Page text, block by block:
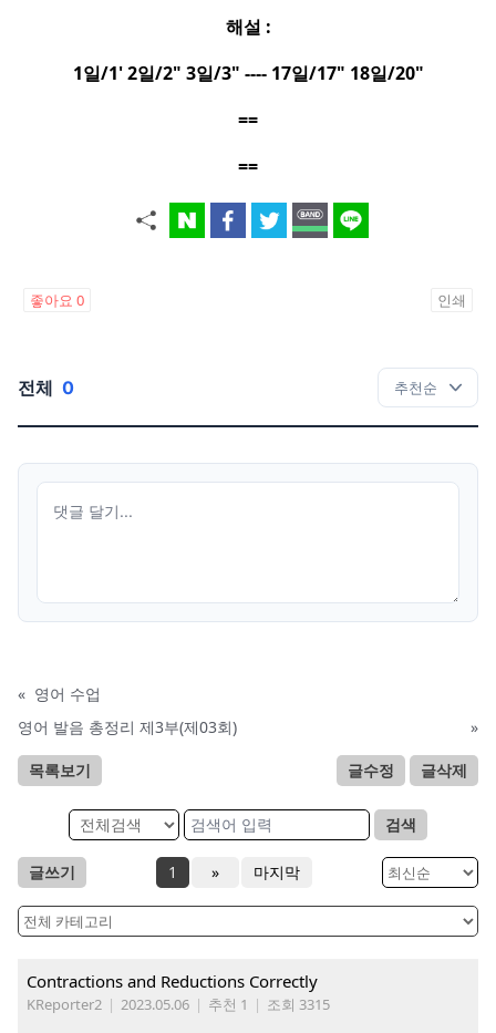
해설 :
1일/1' 2일/2" 3일/3" ---- 17일/17" 18일/20"
==
==
좋아요 0 인쇄
전체 0
« 영어 수업
영어 발음 총정리 제3부(제03회)
»
목록보기 글수정 글삭제
검색
글쓰기 1 » 마지막
Contractions and Reductions Correctly
KReporter2 | 2023.05.06 | 추천 1 | 조회 3315